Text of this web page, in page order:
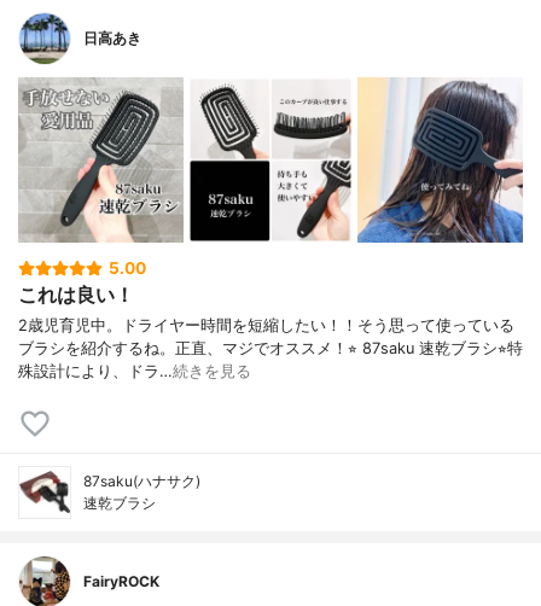
日高あき
5.00
これは良い！
2歳児育児中。ドライヤー時間を短縮したい！！そう思って使っている
ブラシを紹介するね。正直、マジでオススメ！⭐︎ 87saku 速乾ブラシ⭐︎特
殊設計により、ドラ…続きを見る
87saku(ハナサク)
速乾ブラシ
FairyROCK